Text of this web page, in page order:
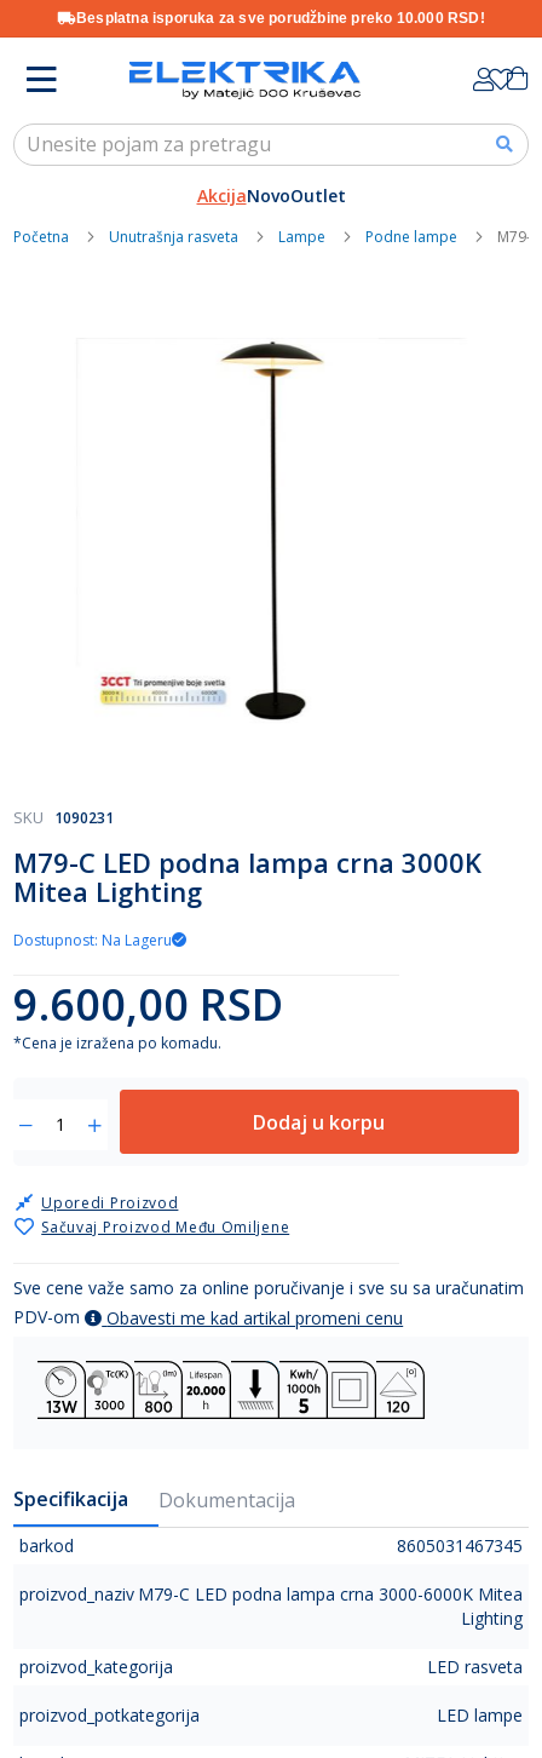
Besplatna isporuka za sve porudžbine preko 10.000 RSD!
Content
AkcijaNovoOutlet
Početna Unutrašnja rasveta Lampe Podne lampe M79-
Skip
the
beginning
the
gallery
M79-C LED podna lampa crna 3000K
Mitea Lighting
SKU 1090231
Dostupnost: Na Lageru
9.600,00 RSD
*Cena je izražena po komadu.
Dodaj u korpu
Sačuvaj Proizvod Među Omiljene
Uporedi Proizvod
Sve cene važe samo za online poručivanje i sve su sa uračunatim
PDV-om
Obavesti me kad artikal promeni cenu
Specifikacija Dokumentacija
barkod 8605031467345
proizvod_naziv M79-C LED podna lampa crna 3000-6000K Mitea
Lighting
proizvod_kategorija LED rasveta
proizvod_potkategorija LED lampe